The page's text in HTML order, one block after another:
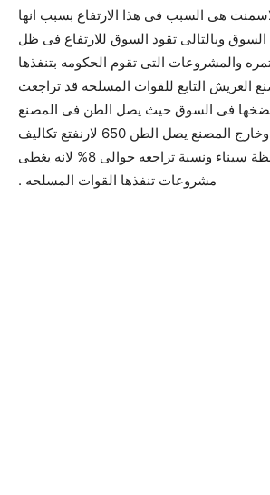
هى السبب فى هذا الارتفاع بسبب انها
وبالتالى تقود السوق للارتفاع فى ظل
والمشروعات التى تقوم الحكومه بتنفذها
العريش التابع للقوات المسلحه قد تراجعت
يضخها فى السوق حيث يصل الطن فى المصنع
نفسه ب 500 جنيه وخارج المصنع يصل الطن 650 لارنفتع تكاليف
النقل لانه فى محافظة سيناء ونسبة تراجعه حوالى 8% لانه يغطى
مشروعات تنفذها القوات المسلحه .